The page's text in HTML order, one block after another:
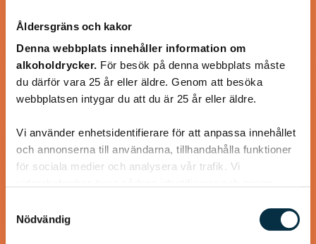
Åldersgräns och kakor
Denna webbplats innehåller information om
alkoholdrycker. För besök på denna webbplats måste
du därför vara 25 år eller äldre. Genom att besöka
webbplatsen intygar du att du är 25 år eller äldre.
Vi använder enhetsidentifierare för att anpassa innehållet
och annonserna till användarna, tillhandahålla funktioner
för sociala medier och analysera vår trafik. Vi
annons- och analysföretag som vi samarbetar med.
Dessa kan i sin tur kombinera informationen med annan
Nödvändig
Turkisk köfte